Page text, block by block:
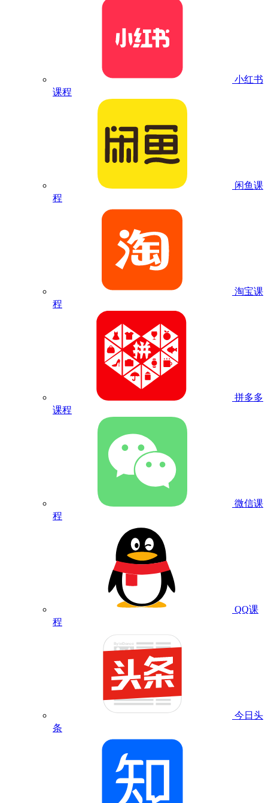
小红书
课程
闲鱼课
程
淘宝课
程
拼多多
课程
微信课
程
QQ课
程
今日头
条